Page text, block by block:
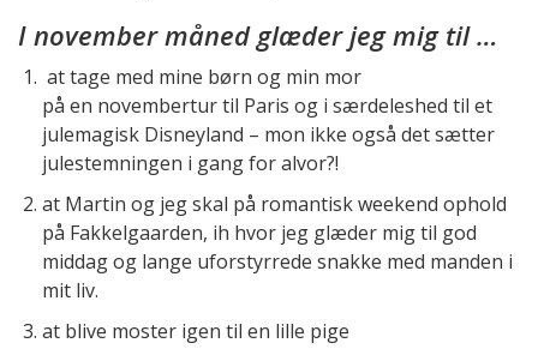
I november måned glæder jeg mig til …
at tage med mine børn og min mor
på en novembertur til Paris og i særdeleshed til et
julemagisk Disneyland – mon ikke også det sætter
julestemningen i gang for alvor?!
at Martin og jeg skal på romantisk weekend ophold
på Fakkelgaarden, ih hvor jeg glæder mig til god
middag og lange uforstyrrede snakke med manden i
mit liv.
at blive moster igen til en lille pige